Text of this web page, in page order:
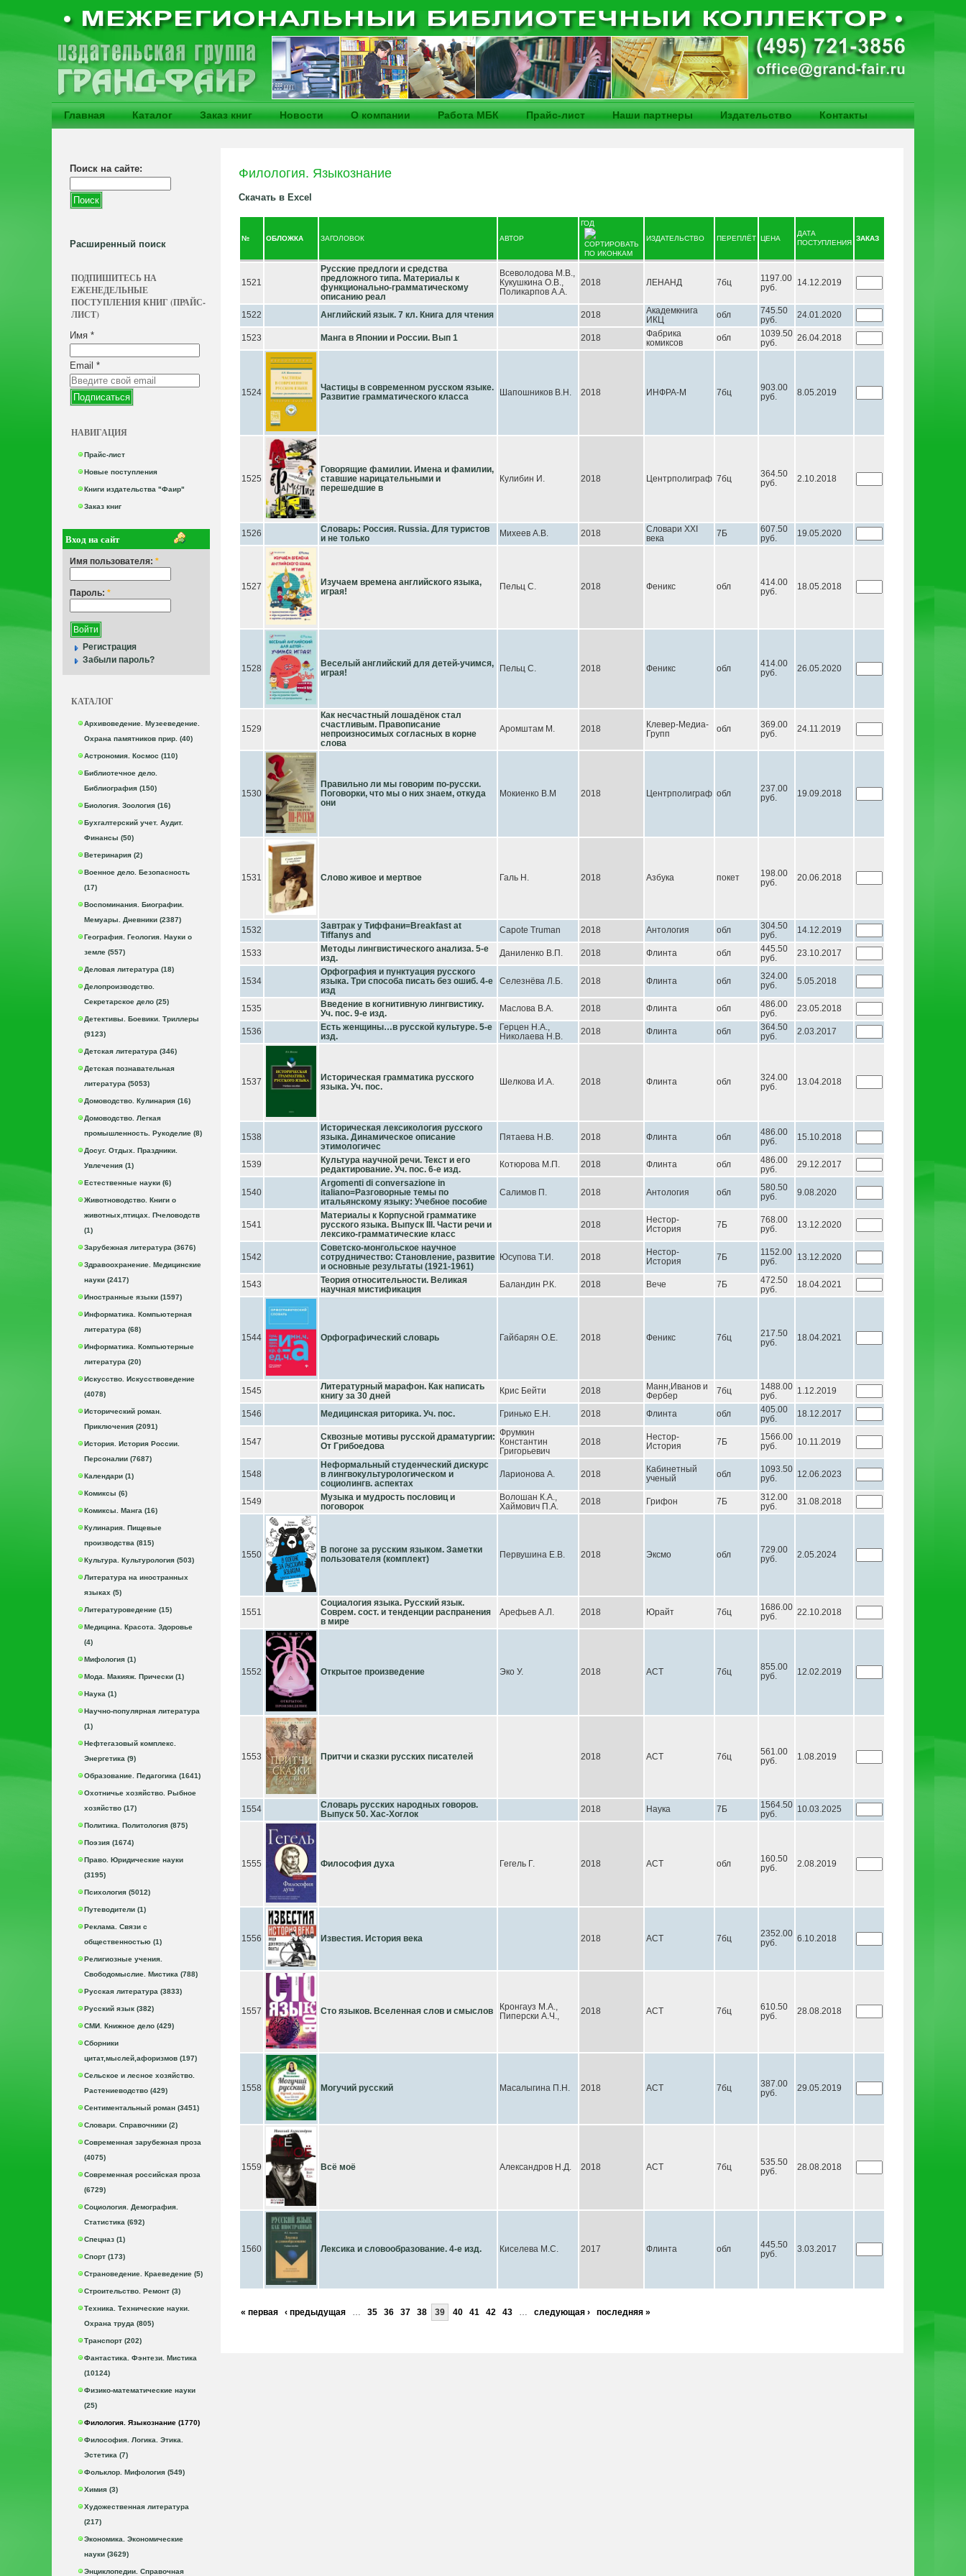
Главная Каталог Заказ книг Новости О компании Работа МБК Прайс-лист Наши партнеры Издательство Контакты
Поиск на сайте:
Расширенный поиск
ПОДПИШИТЕСЬ НА
ЕЖЕНЕДЕЛЬНЫЕ
ПОСТУПЛЕНИЯ КНИГ (ПРАЙС-
ЛИСТ)
Имя *
Email *
НАВИГАЦИЯ
Прайс-лист
Новые поступления
Книги издательства "Фаир"
Заказ книг
Вход на сайт
Имя пользователя: *
Пароль: *
Регистрация
Забыли пароль?
КАТАЛОГ
Архивоведение. Музееведение.
Охрана памятников прир. (40)
Астрономия. Космос (110)
Библиотечное дело.
Библиография (150)
Биология. Зоология (16)
Бухгалтерский учет. Аудит.
Финансы (50)
Ветеринария (2)
Военное дело. Безопасность
(17)
Воспоминания. Биографии.
Мемуары. Дневники (2387)
География. Геология. Науки о
земле (557)
Деловая литература (18)
Делопроизводство.
Секретарское дело (25)
Детективы. Боевики. Триллеры
(9123)
Детская литература (346)
Детская познавательная
литература (5053)
Домоводство. Кулинария (16)
Домоводство. Легкая
промышленность. Рукоделие (8)
Досуг. Отдых. Праздники.
Увлечения (1)
Естественные науки (6)
Животноводство. Книги о
животных,птицах. Пчеловодств
(1)
Зарубежная литература (3676)
Здравоохранение. Медицинские
науки (2417)
Иностранные языки (1597)
Информатика. Компьютерная
литература (68)
Информатика. Компьютерные
литература (20)
Искусство. Искусствоведение
(4078)
Исторический роман.
Приключения (2091)
История. История России.
Персоналии (7687)
Календари (1)
Комиксы (6)
Комиксы. Манга (16)
Кулинария. Пищевые
производства (815)
Культура. Культурология (503)
Литература на иностранных
языках (5)
Литературоведение (15)
Медицина. Красота. Здоровье
(4)
Мифология (1)
Мода. Макияж. Прически (1)
Наука (1)
Научно-популярная литература
(1)
Нефтегазовый комплекс.
Энергетика (9)
Образование. Педагогика (1641)
Охотничье хозяйство. Рыбное
хозяйство (17)
Политика. Политология (875)
Поэзия (1674)
Право. Юридические науки
(3195)
Психология (5012)
Путеводители (1)
Реклама. Связи с
общественностью (1)
Религиозные учения.
Свободомыслие. Мистика (788)
Русская литература (3833)
Русский язык (382)
СМИ. Книжное дело (429)
Сборники
цитат,мыслей,афоризмов (197)
Сельское и лесное хозяйство.
Растениеводство (429)
Сентиментальный роман (3451)
Словари. Справочники (2)
Современная зарубежная проза
(4075)
Современная российская проза
(6729)
Социология. Демография.
Статистика (692)
Спецназ (1)
Спорт (173)
Страноведение. Краеведение (5)
Строительство. Ремонт (3)
Техника. Технические науки.
Охрана труда (805)
Транспорт (202)
Фантастика. Фэнтези. Мистика
(10124)
Физико-математические науки
(25)
Филология. Языкознание (1770)
Философия. Логика. Этика.
Эстетика (7)
Фольклор. Мифология (549)
Химия (3)
Художественная литература
(217)
Экономика. Экономические
науки (3629)
Энциклопедии. Справочная
Филология. Языкознание
Скачать в Excel
№ ОБЛОЖКА ЗАГОЛОВОК АВТОР
ГОД
ИЗДАТЕЛЬСТВО
ПЕРЕПЛЁТ ЦЕНА
ДАТА
ПОСТУПЛЕНИЯ
ЗАКАЗ
1521
Русские предлоги и средства
предложного типа. Материалы к
функционально-грамматическому
описанию реал
Всеволодова М.В.,
Кукушкина О.В.,
Поликарпов А.А.
2018 ЛЕНАНД 7бц
1197.00
руб.
14.12.2019
1522 Английский язык. 7 кл. Книга для чтения 2018
Академкнига
ИКЦ
обл
745.50
руб.
24.01.2020
1523 Манга в Японии и России. Вып 1 2018
Фабрика
комиксов
обл
1039.50
руб.
26.04.2018
1524
Частицы в современном русском языке.
Развитие грамматического класса
Шапошников В.Н. 2018 ИНФРА-М 7бц
903.00
руб.
8.05.2019
1525
Говорящие фамилии. Имена и фамилии,
ставшие нарицательными и
перешедшие в
Кулибин И. 2018 Центрполиграф 7бц
364.50
руб.
2.10.2018
1526
Словарь: Россия. Russia. Для туристов
и не только
Михеев А.В. 2018
Словари XXI
века
7Б
607.50
руб.
19.05.2020
1527
Изучаем времена английского языка,
играя!
Пельц С. 2018 Феникс обл
414.00
руб.
18.05.2018
1528
Веселый английский для детей-учимся,
играя!
Пельц С. 2018 Феникс обл
414.00
руб.
26.05.2020
1529
Как несчастный лошадёнок стал
счастливым. Правописание
непроизносимых согласных в корне
слова
Аромштам М. 2018
Клевер-Медиа-
Групп
обл
369.00
руб.
24.11.2019
1530
Правильно ли мы говорим по-русски.
Поговорки, что мы о них знаем, откуда
они
Мокиенко В.М 2018 Центрполиграф обл
237.00
руб.
19.09.2018
1531 Слово живое и мертвое Галь Н. 2018 Азбука покет
198.00
руб.
20.06.2018
1532
Завтрак у Тиффани=Breakfast at
Tiffanys and
Capote Truman 2018 Антология обл
304.50
руб.
14.12.2019
1533
Методы лингвистического анализа. 5-е
изд.
Даниленко В.П. 2018 Флинта обл
445.50
руб.
23.10.2017
1534
Орфография и пунктуация русского
языка. Три способа писать без ошиб. 4-е
изд
Селезнёва Л.Б. 2018 Флинта обл
324.00
руб.
5.05.2018
1535
Введение в когнитивную лингвистику.
Уч. пос. 9-е изд.
Маслова В.А. 2018 Флинта обл
486.00
руб.
23.05.2018
1536
Есть женщины…в русской культуре. 5-е
изд.
Герцен Н.А.,
Николаева Н.В.
2018 Флинта обл
364.50
руб.
2.03.2017
1537
Историческая грамматика русского
языка. Уч. пос.
Шелкова И.А. 2018 Флинта обл
324.00
руб.
13.04.2018
1538
Историческая лексикология русского
языка. Динамическое описание
этимологичес
Пятаева Н.В. 2018 Флинта обл
486.00
руб.
15.10.2018
1539
Культура научной речи. Текст и его
редактирование. Уч. пос. 6-е изд.
Котюрова М.П. 2018 Флинта обл
486.00
руб.
29.12.2017
1540
Argomenti di conversazione in
italiano=Разговорные темы по
итальянскому языку: Учебное пособие
Салимов П. 2018 Антология обл
580.50
руб.
9.08.2020
1541
Материалы к Корпусной грамматике
русского языка. Выпуск III. Части речи и
лексико-грамматические класс
2018
Нестор-
История
7Б
768.00
руб.
13.12.2020
1542
Советско-монгольское научное
сотрудничество: Становление, развитие
и основные результаты (1921-1961)
Юсупова Т.И. 2018
Нестор-
История
7Б
1152.00
руб.
13.12.2020
1543
Теория относительности. Великая
научная мистификация
Баландин Р.К. 2018 Вече 7Б
472.50
руб.
18.04.2021
1544 Орфографический словарь Гайбарян О.Е. 2018 Феникс 7бц
217.50
руб.
18.04.2021
1545
Литературный марафон. Как написать
книгу за 30 дней
Крис Бейти 2018
Манн,Иванов и
Фербер
7бц
1488.00
руб.
1.12.2019
1546 Медицинская риторика. Уч. пос. Гринько Е.Н. 2018 Флинта обл
405.00
руб.
18.12.2017
1547
Сквозные мотивы русской драматургии:
От Грибоедова
Фрумкин
Константин
Григорьевич
2018
Нестор-
История
7Б
1566.00
руб.
10.11.2019
1548
Неформальный студенческий дискурс
в лингвокультурологическом и
социолингв. аспектах
Ларионова А. 2018
Кабинетный
ученый
обл
1093.50
руб.
12.06.2023
1549
Музыка и мудрость пословиц и
поговорок
Волошан К.А.,
Хаймович П.А.
2018 Грифон 7Б
312.00
руб.
31.08.2018
1550
В погоне за русским языком. Заметки
пользователя (комплект)
Первушина Е.В. 2018 Эксмо обл
729.00
руб.
2.05.2024
1551
Социалогия языка. Русский язык.
Соврем. сост. и тенденции распранения
в мире
Арефьев А.Л. 2018 Юрайт 7бц
1686.00
руб.
22.10.2018
1552 Открытое произведение Эко У. 2018 АСТ 7бц
855.00
руб.
12.02.2019
1553 Притчи и сказки русских писателей 2018 АСТ 7бц
561.00
руб.
1.08.2019
1554
Словарь русских народных говоров.
Выпуск 50. Хас-Хоглок
2018 Наука 7Б
1564.50
руб.
10.03.2025
1555 Философия духа Гегель Г. 2018 АСТ обл
160.50
руб.
2.08.2019
1556 Известия. История века 2018 АСТ 7бц
2352.00
руб.
6.10.2018
1557 Сто языков. Вселенная слов и смыслов
Кронгауз М.А.,
Пиперски А.Ч.,
2018 АСТ 7бц
610.50
руб.
28.08.2018
1558 Могучий русский Масалыгина П.Н. 2018 АСТ 7бц
387.00
руб.
29.05.2019
1559 Всё моё Александров Н.Д. 2018 АСТ 7бц
535.50
руб.
28.08.2018
1560 Лексика и словообразование. 4-е изд. Киселева М.С. 2017 Флинта обл
445.50
руб.
3.03.2017
« первая ‹ предыдущая … 35 36 37 38 39 40 41 42 43 … следующая › последняя »